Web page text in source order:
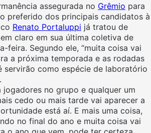
assegurada no Grêmio para
preferido dos principais candidatos à
Renato Portaluppi já tratou de
claro em sua última coletiva de
feira. Segundo ele, “muita coisa vai
a próxima temporada e as rodadas
servirão como espécie de laboratório
jogadores no grupo e qualquer um
cedo ou mais tarde vai aparecer a
está aí. E mais uma coisa,
no final do ano e muita coisa vai